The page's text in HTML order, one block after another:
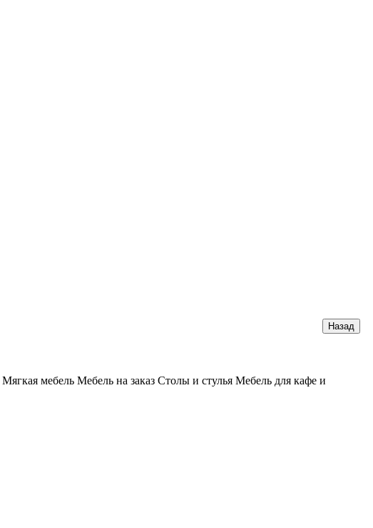
Мягкая мебель Мебель на заказ Столы и стулья Мебель для кафе и